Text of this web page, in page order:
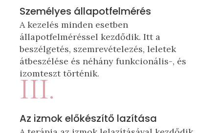
Személyes állapotfelmérés
A kezelés minden esetben
állapotfelméréssel kezdődik. Itt a
beszélgetés, szemrevételezés, leletek
átbeszélése és néhány funkcionális-, és
izomteszt történik.
III.
Az izmok előkészítő lazítása